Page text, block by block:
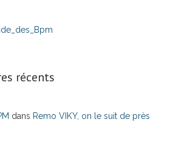
récents
dans Remo VIKY, on le suit de près